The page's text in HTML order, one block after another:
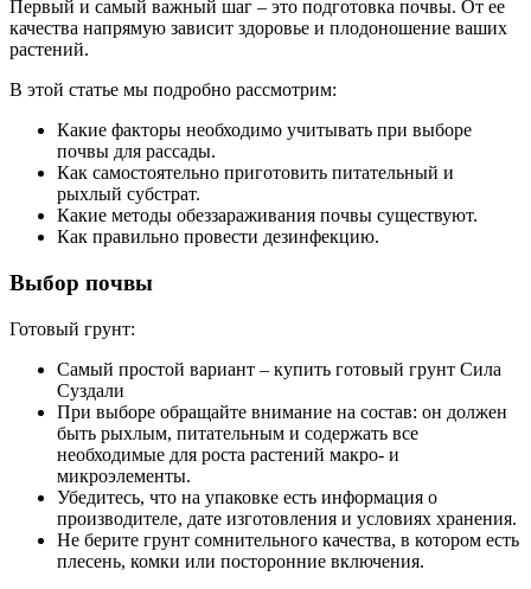
Первый и самый важный шаг – это подготовка почвы. От ее
качества напрямую зависит здоровье и плодоношение ваших
растений.
В этой статье мы подробно рассмотрим:
Какие факторы необходимо учитывать при выборе
почвы для рассады.
Как самостоятельно приготовить питательный и
рыхлый субстрат.
Какие методы обеззараживания почвы существуют.
Как правильно провести дезинфекцию.
Выбор почвы
Готовый грунт:
Самый простой вариант – купить готовый грунт Сила
Суздали
При выборе обращайте внимание на состав: он должен
быть рыхлым, питательным и содержать все
необходимые для роста растений макро- и
микроэлементы.
Убедитесь, что на упаковке есть информация о
производителе, дате изготовления и условиях хранения.
Не берите грунт сомнительного качества, в котором есть
плесень, комки или посторонние включения.